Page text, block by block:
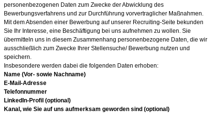
personenbezogenen Daten zum Zwecke der Abwicklung des
Bewerbungsverfahrens und zur Durchführung vorvertraglicher Maßnahmen.
Mit dem Absenden einer Bewerbung auf unserer Recruiting-Seite bekunden
Sie Ihr Interesse, eine Beschäftigung bei uns aufnehmen zu wollen. Sie
übermitteln uns in diesem Zusammenhang personenbezogene Daten, die wir
ausschließlich zum Zwecke Ihrer Stellensuche/ Bewerbung nutzen und
speichern.
Insbesondere werden dabei die folgenden Daten erhoben:
Name (Vor- sowie Nachname)
E-Mail-Adresse
Telefonnummer
LinkedIn-Profil (optional)
Kanal, wie Sie auf uns aufmerksam geworden sind (optional)